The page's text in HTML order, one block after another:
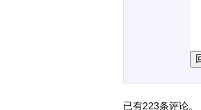
已有223条评论。